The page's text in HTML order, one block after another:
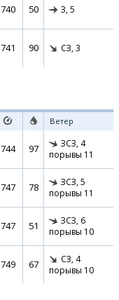
740 50 З, 5
741 90 СЗ, 3
Ветер
744 97 ЗСЗ, 4
порывы 11
747 78 ЗСЗ, 5
порывы 11
747 51 ЗСЗ, 6
порывы 10
749 67 СЗ, 4
порывы 10